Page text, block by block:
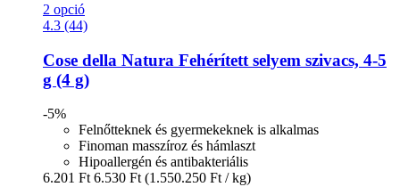
2 opció
4.3 (44)
Cose della Natura Fehérített selyem szivacs, 4-​5
g (4 g)
-5%
Felnőtteknek és gyermekeknek is alkalmas
Finoman masszíroz és hámlaszt
Hipoallergén és antibakteriális
6.201 Ft 6.530 Ft (1.550.250 Ft / kg)